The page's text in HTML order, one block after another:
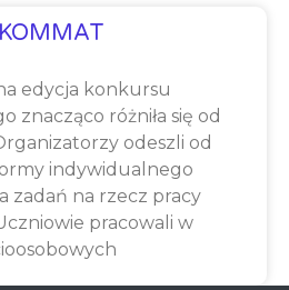
edycja konkursu
znacząco różniła się od
odeszli od
indywidualnego
zadań na rzecz pracy
pracowali w